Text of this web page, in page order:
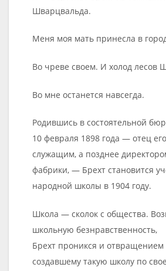
Шварцвальда.
Меня моя мать принесла в
Во чреве своем. И холод лесов
Во мне останется навсегда.
Родившись в состоятельной
10 февраля 1898 года — отец
служащим, а позднее
фабрики, — Брехт становится
народной школы в 1904 году.
Школа — сколок с общества.
школьную безнравственность,
Брехт проникся и отвращением
создавшему такую школу по